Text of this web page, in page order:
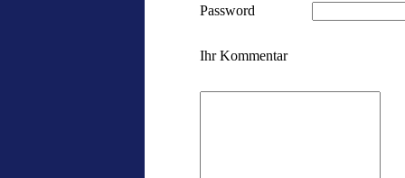
Password
Ihr Kommentar